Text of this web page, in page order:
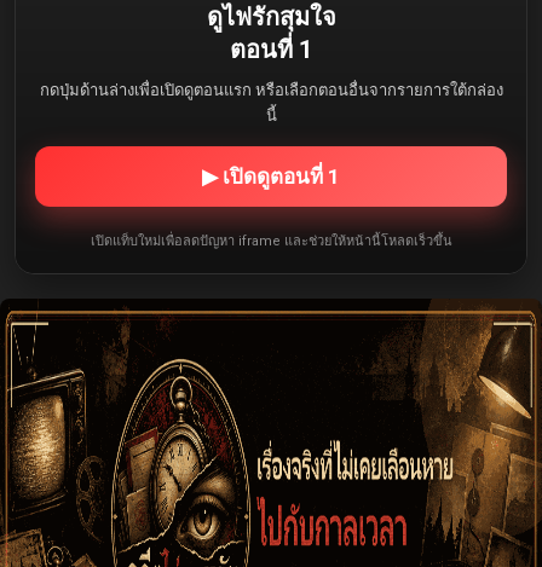
ดูไฟรักสุมใจ
ตอนที่ 1
กดปุ่มด้านล่างเพื่อเปิดดูตอนแรก หรือเลือกตอนอื่นจากรายการใต้กล่อง
นี้
▶ เปิดดูตอนที่ 1
เปิดแท็บใหม่เพื่อลดปัญหา iframe และช่วยให้หน้านี้โหลดเร็วขึ้น